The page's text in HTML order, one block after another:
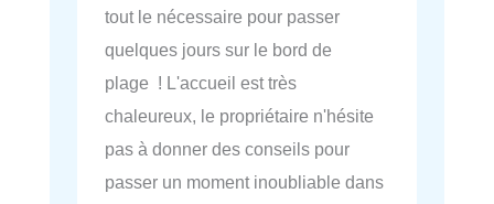
tout le nécessaire pour passer
quelques jours sur le bord de
plage ! L'accueil est très
chaleureux, le propriétaire n'hésite
pas à donner des conseils pour
passer un moment inoubliable dans